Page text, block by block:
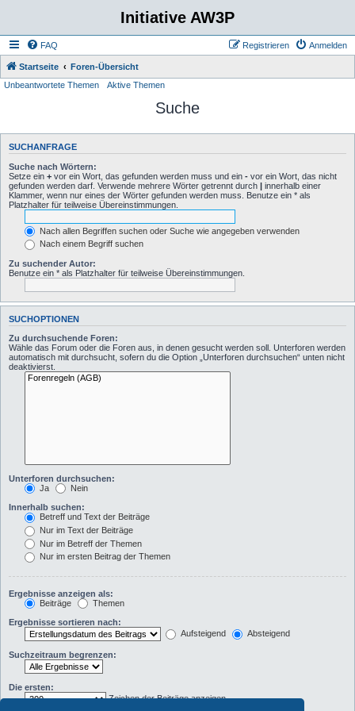
Initiative AW3P
FAQ Anmelden
Registrieren
Startseite
Foren-Übersicht
Unbeantwortete Themen
Aktive Themen
Suche
SUCHANFRAGE
Suche nach Wörtern:
Setze ein + vor ein Wort, das gefunden werden muss und ein - vor ein Wort, das nicht
gefunden werden darf. Verwende mehrere Wörter getrennt durch | innerhalb einer
Klammer, wenn nur eines der Wörter gefunden werden muss. Benutze ein * als
Platzhalter für teilweise Übereinstimmungen.
Nach allen Begriffen suchen oder Suche wie angegeben verwenden
Nach einem Begriff suchen
Zu suchender Autor:
Benutze ein * als Platzhalter für teilweise Übereinstimmungen.
SUCHOPTIONEN
Zu durchsuchende Foren:
Wähle das Forum oder die Foren aus, in denen gesucht werden soll. Unterforen werden
automatisch mit durchsucht, sofern du die Option „Unterforen durchsuchen“ unten nicht
deaktivierst.
Unterforen durchsuchen:
Ja
Nein
Innerhalb suchen:
Betreff und Text der Beiträge
Nur im Text der Beiträge
Nur im Betreff der Themen
Nur im ersten Beitrag der Themen
Ergebnisse anzeigen als:
Beiträge
Themen
Ergebnisse sortieren nach:
Aufsteigend
Absteigend
Suchzeitraum begrenzen:
Die ersten:
Zeichen der Beiträge anzeigen